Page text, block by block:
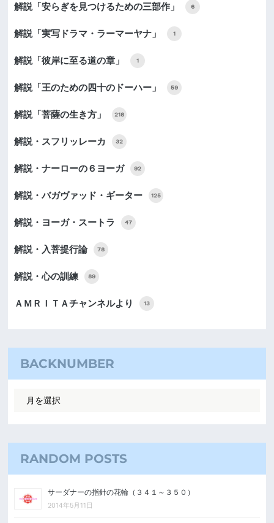
解説「安らぎを見つけるための三部作」 6
解説「実写ドラマ・ラーマーヤナ」 1
解説「彼岸に至る道の章」 1
解説「王のための四十のドーハー」 59
解説「菩薩の生き方」 218
解説・スフリッレーカ 32
解説・ナーローの６ヨーガ 92
解説・バガヴァッド・ギーター 125
解説・ヨーガ・スートラ 47
解説・入菩提行論 78
解説・心の訓練 89
ＡＭＲＩＴＡチャンネルより 13
BACKNUMBER
RANDOM POSTS
サーダナーの指針の花輪（３４１～３５０）
2014年5月11日